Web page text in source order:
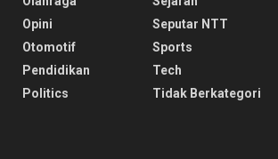
Opini
Otomotif
Pendidikan
Politics
Seputar NTT
Sports
Tech
Tidak Berkategori